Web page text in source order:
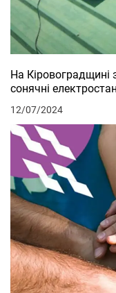
На
сонячні
12/07/2024